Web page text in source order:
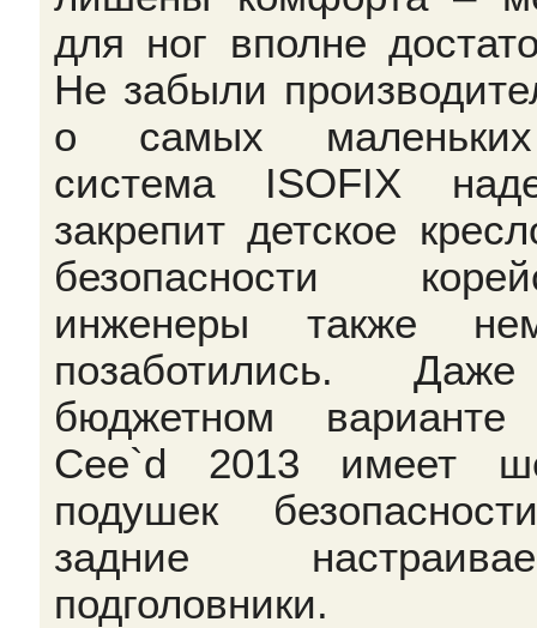
для ног вполне
Не забыли
о самых
система ISOFIX
закрепит детское
безопасности
инженеры также
позаботились.
бюджетном
Cee`d 2013 имеет
подушек
задние
подголовники.